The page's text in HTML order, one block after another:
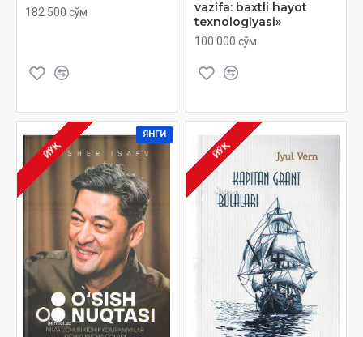
182 500 сўм
vazifa: baxtli hayot
texnologiyasi»
100 000 сўм
ЯНГИ
ЙЎҚ ЙЎҚ